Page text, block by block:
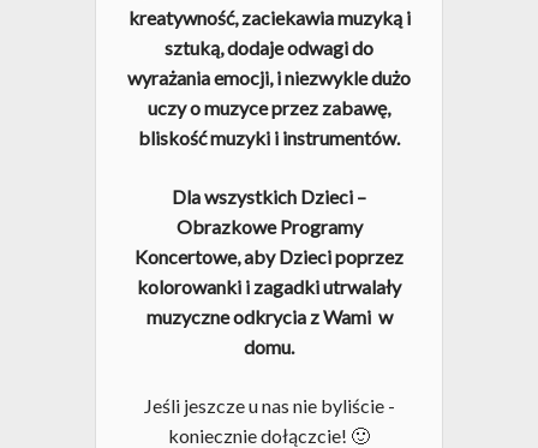
kreatywność, zaciekawia muzyką i
sztuką, dodaje odwagi do
wyrażania emocji, i niezwykle dużo
uczy o muzyce przez zabawę,
bliskość muzyki i instrumentów.
Dla wszystkich Dzieci –
Obrazkowe Programy
Koncertowe, aby Dzieci poprzez
kolorowanki i zagadki utrwalały
muzyczne odkrycia z Wami w
domu.
Jeśli jeszcze u nas nie byliście -
koniecznie dołączcie! 🙂